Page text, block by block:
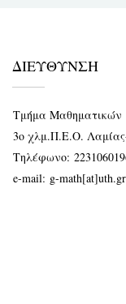
ΔΙΕΥΘΥΝΣΗ
Τμήμα Μαθηματικών
3ο χλμ.Π.Ε.Ο.
Τηλέφωνο:
e-mail: g-math[at]uth.gr